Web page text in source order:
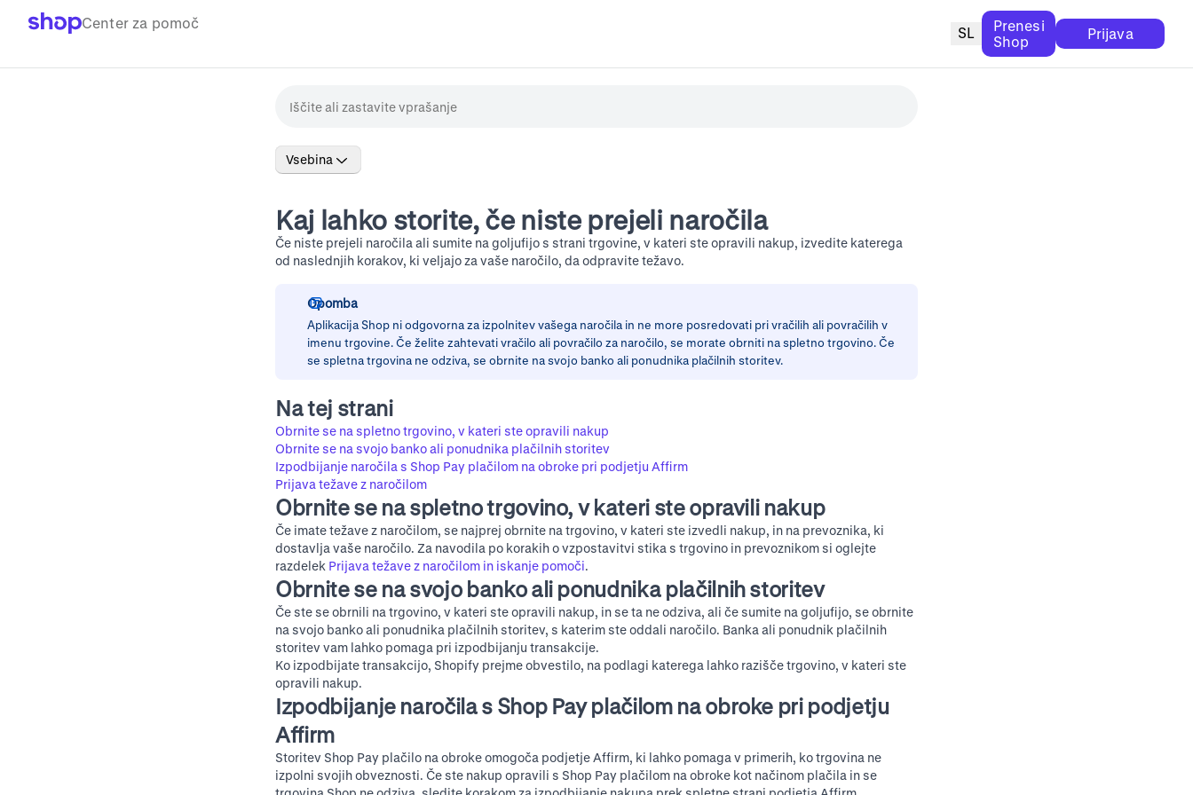
Center za pomoč
SL
Prenesi
Shop
Prijava
Vsebina
Kaj lahko storite, če niste prejeli naročila
Če niste prejeli naročila ali sumite na goljufijo s strani trgovine, v kateri ste opravili nakup, izvedite katerega
od naslednjih korakov, ki veljajo za vaše naročilo, da odpravite težavo.
Opomba
Aplikacija Shop ni odgovorna za izpolnitev vašega naročila in ne more posredovati pri vračilih ali povračilih v
imenu trgovine. Če želite zahtevati vračilo ali povračilo za naročilo, se morate obrniti na spletno trgovino. Če
se spletna trgovina ne odziva, se obrnite na svojo banko ali ponudnika plačilnih storitev.
Na tej strani
Obrnite se na spletno trgovino, v kateri ste opravili nakup
Obrnite se na svojo banko ali ponudnika plačilnih storitev
Izpodbijanje naročila s Shop Pay plačilom na obroke pri podjetju Affirm
Prijava težave z naročilom
Obrnite se na spletno trgovino, v kateri ste opravili nakup
Če imate težave z naročilom, se najprej obrnite na trgovino, v kateri ste izvedli nakup, in na prevoznika, ki
dostavlja vaše naročilo. Za navodila po korakih o vzpostavitvi stika s trgovino in prevoznikom si oglejte
razdelek Prijava težave z naročilom in iskanje pomoči.
Obrnite se na svojo banko ali ponudnika plačilnih storitev
Če ste se obrnili na trgovino, v kateri ste opravili nakup, in se ta ne odziva, ali če sumite na goljufijo, se obrnite
na svojo banko ali ponudnika plačilnih storitev, s katerim ste oddali naročilo. Banka ali ponudnik plačilnih
storitev vam lahko pomaga pri izpodbijanju transakcije.
Ko izpodbijate transakcijo, Shopify prejme obvestilo, na podlagi katerega lahko razišče trgovino, v kateri ste
opravili nakup.
Izpodbijanje naročila s Shop Pay plačilom na obroke pri podjetju
Affirm
Storitev Shop Pay plačilo na obroke omogoča podjetje Affirm, ki lahko pomaga v primerih, ko trgovina ne
izpolni svojih obveznosti. Če ste nakup opravili s Shop Pay plačilom na obroke kot načinom plačila in se